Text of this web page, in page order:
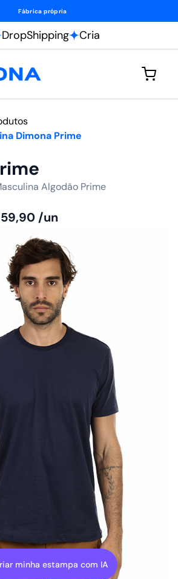
Fábrica própria
DropShipping Cria
Dimona Prime
Algodão Prime
59,90 /un
minha estampa com IA